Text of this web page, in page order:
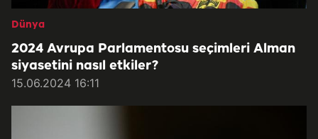
Dünya
2024 Avrupa Parlamentosu seçimleri Alman
siyasetini nasıl etkiler?
15.06.2024 16:11